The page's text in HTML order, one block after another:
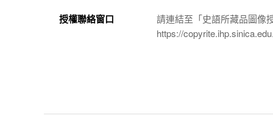
授權聯絡窗口
請連結至「史語所藏品圖像
https://